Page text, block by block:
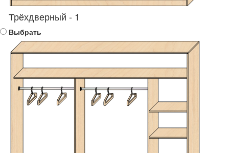
Трёхдверный - 1
Выбрать